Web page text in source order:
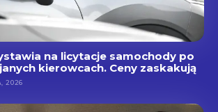
na licytacje samochody po
kierowcach. Ceny zaskakują
2026